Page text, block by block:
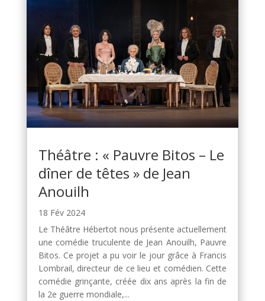
Théâtre : « Pauvre Bitos – Le
dîner de têtes » de Jean
Anouilh
18 Fév 2024
Le Théâtre Hébertot nous présente actuellement
une comédie truculente de Jean Anouilh, Pauvre
Bitos. Ce projet a pu voir le jour grâce à Francis
Lombrail, directeur de ce lieu et comédien. Cette
comédie grinçante, créée dix ans après la fin de
la 2e guerre mondiale,...